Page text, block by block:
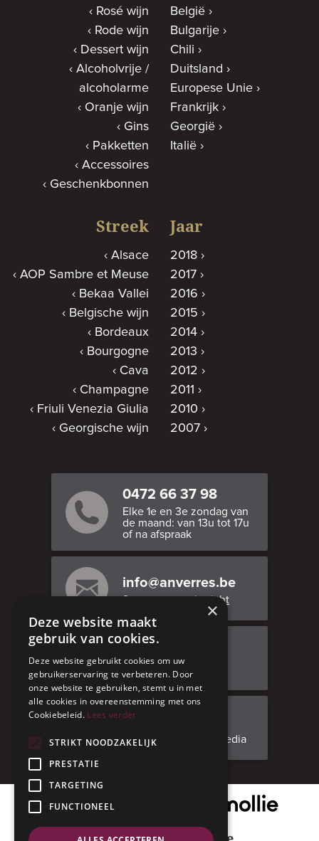
Rosé wijn
Rode wijn
Dessert wijn
Alcoholvrije /
alcoholarme
Oranje wijn
Gins
Pakketten
Accessoires
Geschenkbonnen
België
Bulgarije
Chili
Duitsland
Europese Unie
Frankrijk
Georgië
Italië
Streek
Alsace
AOP Sambre et Meuse
Bekaa Vallei
Belgische wijn
Bordeaux
Bourgogne
Cava
Champagne
Friuli Venezia Giulia
Georgische wijn
Jaar
2018
2017
2016
2015
2014
2013
2012
2011
2010
2007
0472 66 37 98
Elke 1e en 3e zondag van
de maand: van 13u tot 17u
of na afspraak
info@anverres.be
Stuur ons een bericht
Adresgegevens
Facebook
Volg ons op social media
Onze veilige betaalpartner
×
Deze website maakt
gebruik van cookies.
Deze website gebruikt cookies om uw
gebruikerservaring te verbeteren. Door
onze website te gebruiken, stemt u in met
alle cookies in overeenstemming met ons
Cookiebeleid. Lees verder
STRIKT NOODZAKELIJK
PRESTATIE
TARGETING
FUNCTIONEEL